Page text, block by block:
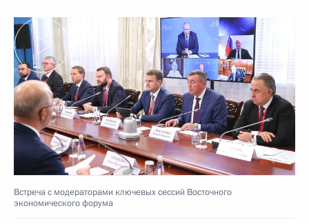
Встреча с модераторами ключевых сессий Восточного
экономического форума